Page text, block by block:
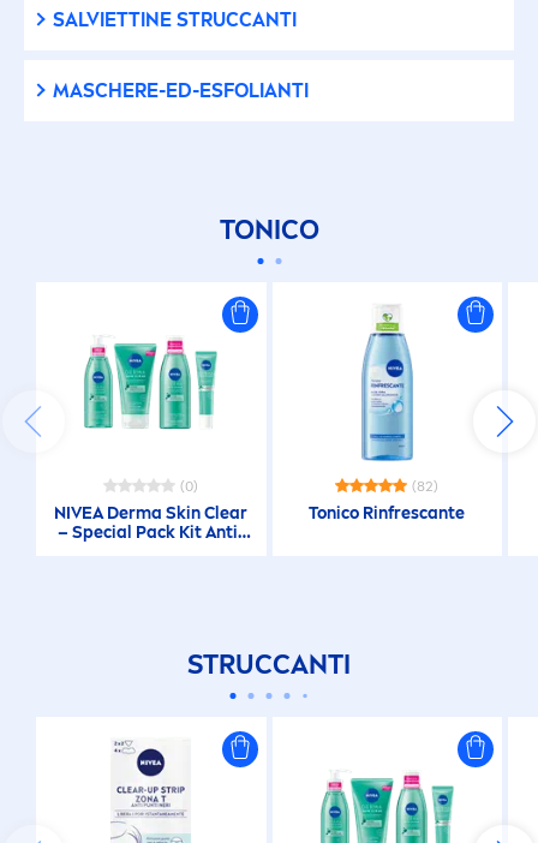
SALVIETTINE STRUCCANTI
MASCHERE-ED-ESFOLIANTI
TONICO
(0)
NIVEADermaSkinClear
– Special Pack Kit Anti-
(82)
Tonico Rinfrescante
STRUCCANTI